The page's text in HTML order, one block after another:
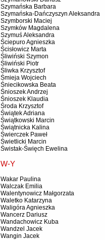
Szymańska Barbara
Szymańska-Dańczyszyn Aleksandra
Szymborski Maciej
Szymków Magdalena
Szymuś Aleksandra
Ściepuro Agnieszka
Ścisłowicz Marta
Śliwiński Szymon
Śliwiński Piotr
Śliwka Krzysztof
Śmieja Wojciech
Śniecikowska Beata
Śnioszek Andrzej
Śnioszek Klaudia
Środa Krzysztof
Świątek Adriana
Świątkowski Marcin
Świątnicka Kalina
Świerczek Paweł
Świetlicki Marcin
Świstak-Święch Ewelina
W-Y
Wakar Paulina
Walczak Emilia
Walentynowicz Małgorzata
Waletko Katarzyna
Waligóra Agnieszka
Wancerz Dariusz
Wandachowicz Kuba
Wandzel Jacek
Wangin Jacek